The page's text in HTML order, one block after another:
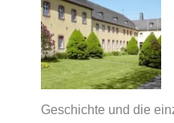
Geschichte und die